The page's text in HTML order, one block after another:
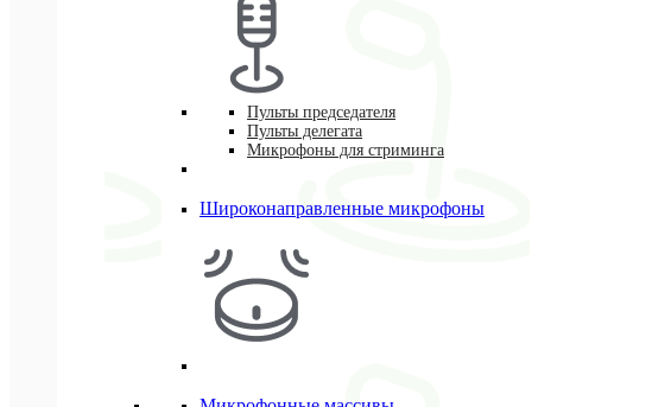
Пульты председателя
Пульты делегата
Микрофоны для стриминга
Широконаправленные микрофоны